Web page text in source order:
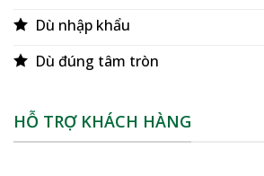
Dù nhập khẩu
Dù đúng tâm tròn
HỖ TRỢ KHÁCH HÀNG